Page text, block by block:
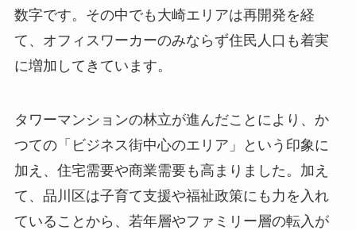
数字です。その中でも大崎エリアは再開発を経
て、オフィスワーカーのみならず住民人口も着実
に増加してきています。
タワーマンションの林立が進んだことにより、か
つての「ビジネス街中心のエリア」という印象に
加え、住宅需要や商業需要も高まりました。加え
て、品川区は子育て支援や福祉政策にも力を入れ
ていることから、若年層やファミリー層の転入が